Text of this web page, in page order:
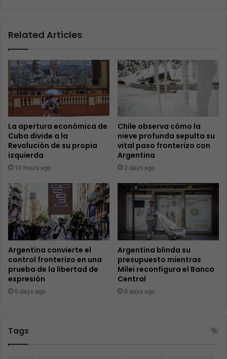
Related Articles
La apertura económica de
Cuba divide a la
Revolución de su propia
izquierda
10 hours ago
Chile observa cómo la
nieve profunda sepulta su
vital paso fronterizo con
Argentina
2 days ago
Argentina convierte el
control fronterizo en una
prueba de la libertad de
expresión
5 days ago
Argentina blinda su
presupuesto mientras
Milei reconfigura el Banco
Central
6 days ago
Tags